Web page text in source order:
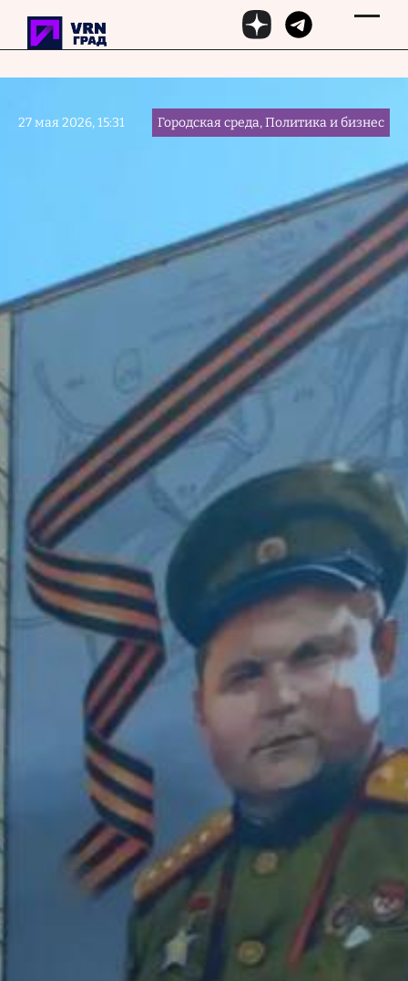
Перейти к основному содержанию
27 мая 2026, 15:31 Городская среда, Политика и бизнес